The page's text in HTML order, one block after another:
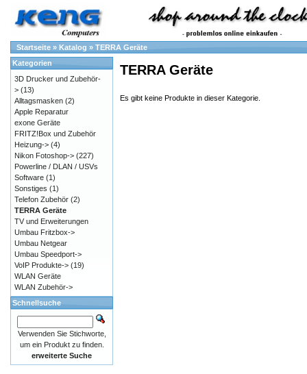
Startseite » Katalog » TERRA Geräte
TERRA Geräte
Es gibt keine Produkte in dieser Kategorie.
Kategorien
3D Drucker und Zubehör-
> (13)
Alltagsmasken (2)
Apple Reparatur
exone Geräte
FRITZ!Box und Zubehör
Heizung-> (4)
Nikon Fotoshop-> (227)
Powerline / DLAN / USVs
Software (1)
Sonstiges (1)
Telefon Zubehör (2)
TERRA Geräte
TV und Erweiterungen
Umbau Fritzbox->
Umbau Netgear
Umbau Speedport->
VoIP Produkte-> (19)
WLAN Geräte
WLAN Zubehör->
Schnellsuche
Verwenden Sie Stichworte,
um ein Produkt zu finden.
erweiterte Suche